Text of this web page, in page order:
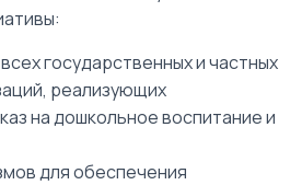
государственных и частных
реализующих
на дошкольное воспитание и
для обеспечения